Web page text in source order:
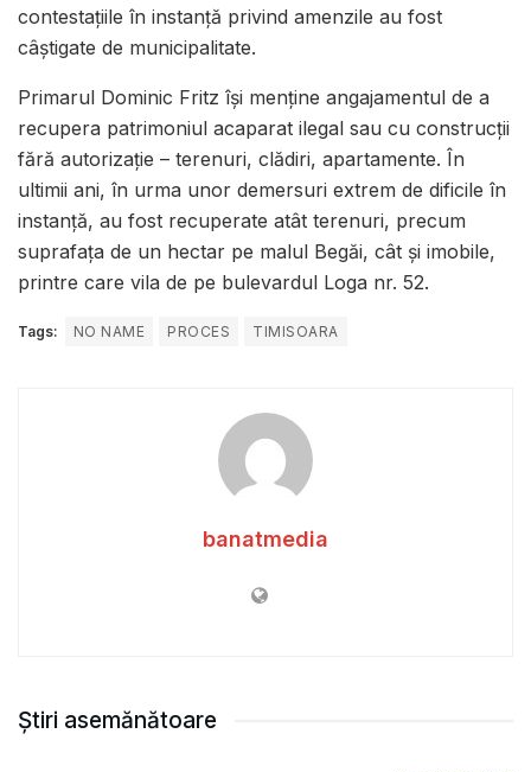
contestațiile în instanță privind amenzile au fost
câștigate de municipalitate.
Primarul Dominic Fritz își menține angajamentul de a
recupera patrimoniul acaparat ilegal sau cu construcții
fără autorizație – terenuri, clădiri, apartamente. În
ultimii ani, în urma unor demersuri extrem de dificile în
instanță, au fost recuperate atât terenuri, precum
suprafața de un hectar pe malul Begăi, cât și imobile,
printre care vila de pe bulevardul Loga nr. 52.
Tags: NO NAME PROCES TIMISOARA
banatmedia
Știri asemănătoare